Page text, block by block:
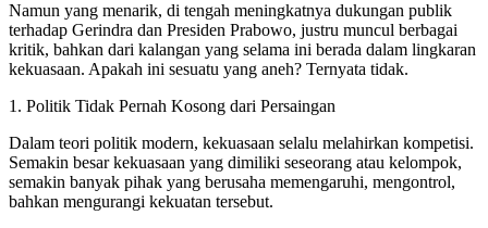
Namun yang menarik, di tengah meningkatnya dukungan publik
terhadap Gerindra dan Presiden Prabowo, justru muncul berbagai
kritik, bahkan dari kalangan yang selama ini berada dalam lingkaran
kekuasaan. Apakah ini sesuatu yang aneh? Ternyata tidak.
1. Politik Tidak Pernah Kosong dari Persaingan
Dalam teori politik modern, kekuasaan selalu melahirkan kompetisi.
Semakin besar kekuasaan yang dimiliki seseorang atau kelompok,
semakin banyak pihak yang berusaha memengaruhi, mengontrol,
bahkan mengurangi kekuatan tersebut.